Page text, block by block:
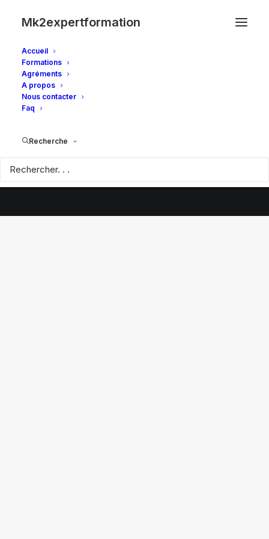
Mk2expertformation
Accueil
Formations
Agréments
A propos
Nous contacter
Faq
Recherche
© 2026 Mk2expertformation. | Tous droits réservés.